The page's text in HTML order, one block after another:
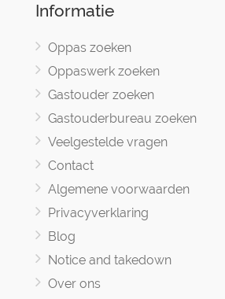
Informatie
Oppas zoeken
Oppaswerk zoeken
Gastouder zoeken
Gastouderbureau zoeken
Veelgestelde vragen
Contact
Algemene voorwaarden
Privacyverklaring
Blog
Notice and takedown
Over ons